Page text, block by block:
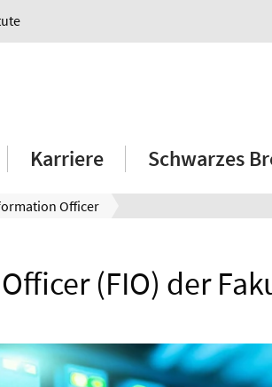
Karriere Schwarzes
Officer
(FIO) der